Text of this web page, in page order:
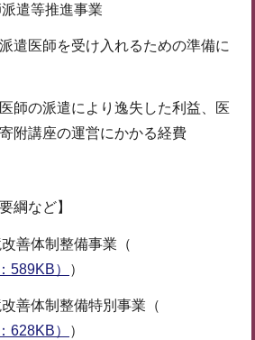
遣等推進事業
遣医師を受け入れるための準備に
師の派遣により逸失した利益、医
附講座の運営にかかる経費
綱など】
善体制整備事業（
589KB）
）
善体制整備特別事業（
628KB）
）